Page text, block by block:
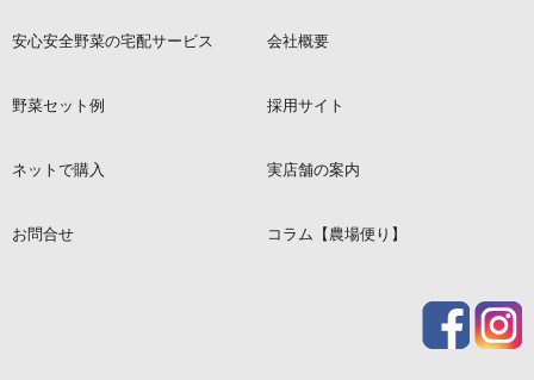
安心安全野菜の宅配サービス 会社概要
野菜セット例 採用サイト
ネットで購入 実店舗の案内
お問合せ コラム【農場便り】